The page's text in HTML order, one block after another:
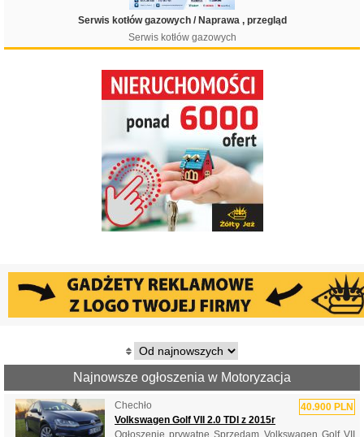
Serwis kotłów gazowych / Naprawa , przegląd
Serwis kotłów gazowych
Najnowsze ogłoszenia w Motoryzacja
40.900 PLN
Chechło
Volkswagen Golf VII 2.0 TDI z 2015r
Ogłoszenie prywatne Sprzedam Volkswagen Golf VII